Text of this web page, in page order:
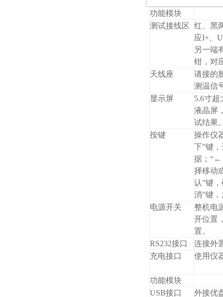
功能模块
测试接线区 红、黑
应I+、
另一端
钳，对
天线座
请接的
测温信
显示屏
5.6寸
液晶屏
试结果
按键
操作仪
下”键
据；
择移动
认”键
消”键
电源开关
整机电
开位置
置。
RS232接口
连接外
充电接口
使用仪
功能模块
USB接口
外接优